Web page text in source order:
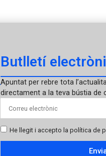
Butlletí
Apuntat per rebre tota
directament a la teva bústia de
He llegit i accepto la política de